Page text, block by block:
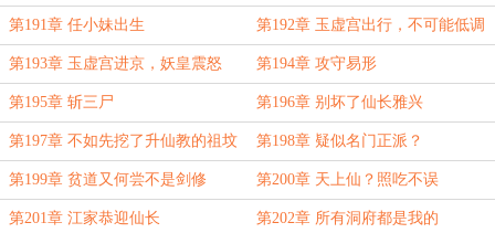
第191章 任小妹出生 第192章 玉虚宫出行，不可能低调
第193章 玉虚宫进京，妖皇震怒 第194章 攻守易形
第195章 斩三尸 第196章 别坏了仙长雅兴
第197章 不如先挖了升仙教的祖坟 第198章 疑似名门正派？
第199章 贫道又何尝不是剑修 第200章 天上仙？照吃不误
第201章 江家恭迎仙长 第202章 所有洞府都是我的